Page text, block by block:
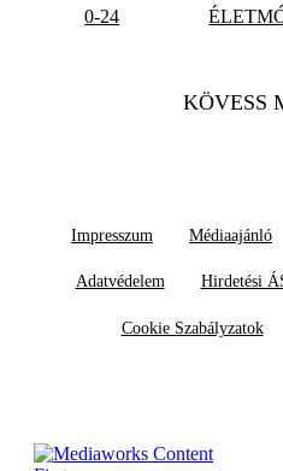
0-24
KÖVESS
Impresszum Médiaajánló
Adatvédelem Hirdetési
Cookie Szabályzatok